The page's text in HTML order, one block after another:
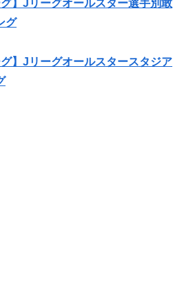
】Jリーグオールスター選手別敢
グ
】Jリーグオールスタースタジア